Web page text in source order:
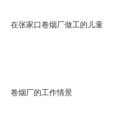
在张家口卷烟厂做工的儿童
卷烟厂的工作情景